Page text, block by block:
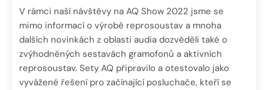
V rámci naší návštěvy na AQ Show 2022 jsme se
mimo informací o výrobě reprosoustav a mnoha
dalších novinkách z oblasti audia dozvěděli také o
zvýhodněných sestavách gramofonů a aktivních
reprosoustav. Sety AQ připravilo a otestovalo jako
vyvážené řešení pro začínající posluchače, kteří se